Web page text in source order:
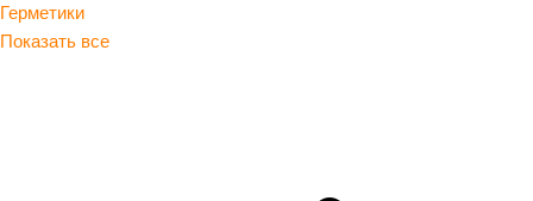
Герметики
Показать все